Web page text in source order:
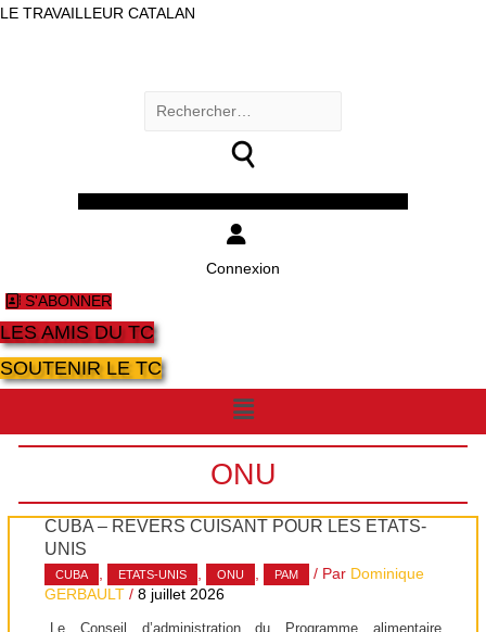
LE TRAVAILLEUR CATALAN
Rechercher :
Connexion
S'ABONNER
LES AMIS DU TC
SOUTENIR LE TC
Menu
ONU
CUBA – REVERS CUISANT POUR LES ÉTATS-
UNIS
CUBA , ETATS-UNIS , ONU , PAM / Par Dominique
GERBAULT /8 juillet 2026
Le Conseil d’administration du Programme alimentaire